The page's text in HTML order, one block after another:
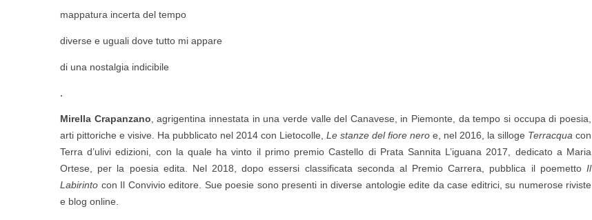
mappatura incerta del tempo
diverse e uguali dove tutto mi appare
di una nostalgia indicibile
.
Mirella Crapanzano, agrigentina innestata in una verde valle del Canavese, in Piemonte, da tempo si occupa di poesia,
arti pittoriche e visive. Ha pubblicato nel 2014 con Lietocolle, Le stanze del fiore nero e, nel 2016, la silloge Terracqua con
Terra d’ulivi edizioni, con la quale ha vinto il primo premio Castello di Prata Sannita L’iguana 2017, dedicato a Maria
Ortese, per la poesia edita. Nel 2018, dopo essersi classificata seconda al Premio Carrera, pubblica il poemetto Il
Labirinto con Il Convivio editore. Sue poesie sono presenti in diverse antologie edite da case editrici, su numerose riviste
e blog online.